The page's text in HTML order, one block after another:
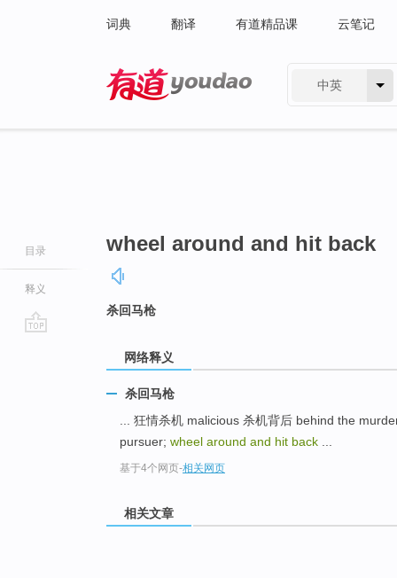
词典 翻译 有道精品课 云笔记
中英
目录
释义
wheel around and hit back
杀回马枪
网络释义
杀回马枪
... 狂情杀机 malicious 杀机背后 behind the
pursuer; wheel around and hit back
基于4个网页-相关网页
相关文章